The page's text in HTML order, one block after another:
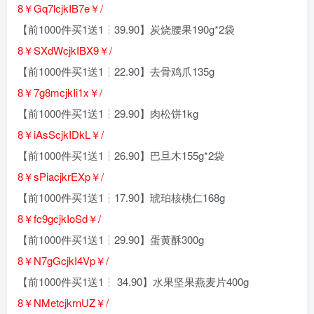
8￥Gq7lcjkIB7e￥/
【前1000件买1送1┆39.90】炭烧腰果190g*2袋
8￥SXdWcjkIBX9￥/
【前1000件买1送1┆22.90】去骨鸡爪135g
8￥7g8mcjkIi1x￥/
【前1000件买1送1┆29.90】肉松饼1kg
8￥iAsScjkIDkL￥/
【前1000件买1送1┆26.90】巴旦木155g*2袋
8￥sPiacjkrEXp￥/
【前1000件买1送1┆17.90】琥珀核桃仁168g
8￥fc9gcjkIoSd￥/
【前1000件买1送1┆29.90】蛋黄酥300g
8￥N7gGcjkI4Vp￥/
【前1000件买1送1┆ 34.90】水果坚果燕麦片400g
8￥NMetcjkrnUZ￥/